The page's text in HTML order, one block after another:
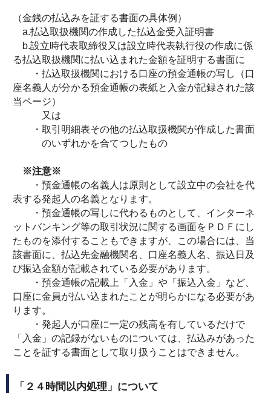
（金銭の払込みを証する書面の具体例）
a.払込取扱機関の作成した払込金受入証明書
b.設立時代表取締役又は設立時代表執行役の作成に係
る払込取扱機関に払い込まれた金額を証明する書面に
・払込取扱機関における口座の預金通帳の写し（口
座名義人が分かる預金通帳の表紙と入金が記録された該
当ページ）
又は
・取引明細表その他の払込取扱機関が作成した書面
のいずれかを合てつしたもの
※注意※
・預金通帳の名義人は原則として設立中の会社を代
表する発起人の名義となります。
・預金通帳の写しに代わるものとして、インターネ
ットバンキング等の取引状況に関する画面をＰＤＦにし
たものを添付することもできますが、この場合には、当
該書面に、払込先金融機関名、口座名義人名、振込日及
び振込金額が記載されている必要があります。
・預金通帳の記載上「入金」や「振込入金」など、
口座に金員が払い込まれたことが明らかになる必要があ
ります。
・発起人が口座に一定の残高を有しているだけで
「入金」の記録がないものについては、払込みがあった
ことを証する書面として取り扱うことはできません。
「２４時間以内処理」について